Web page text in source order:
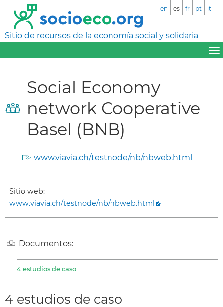
Sitio de recursos de la economía social y solidaria
en es fr pt it
Social Economy
network Cooperative
Basel (BNB)
www.viavia.ch/testnode/nb/nbweb.html
Sitio web:
www.viavia.ch/testnode/nb/nbweb.html
Documentos:
4 estudios de caso
4 estudios de caso